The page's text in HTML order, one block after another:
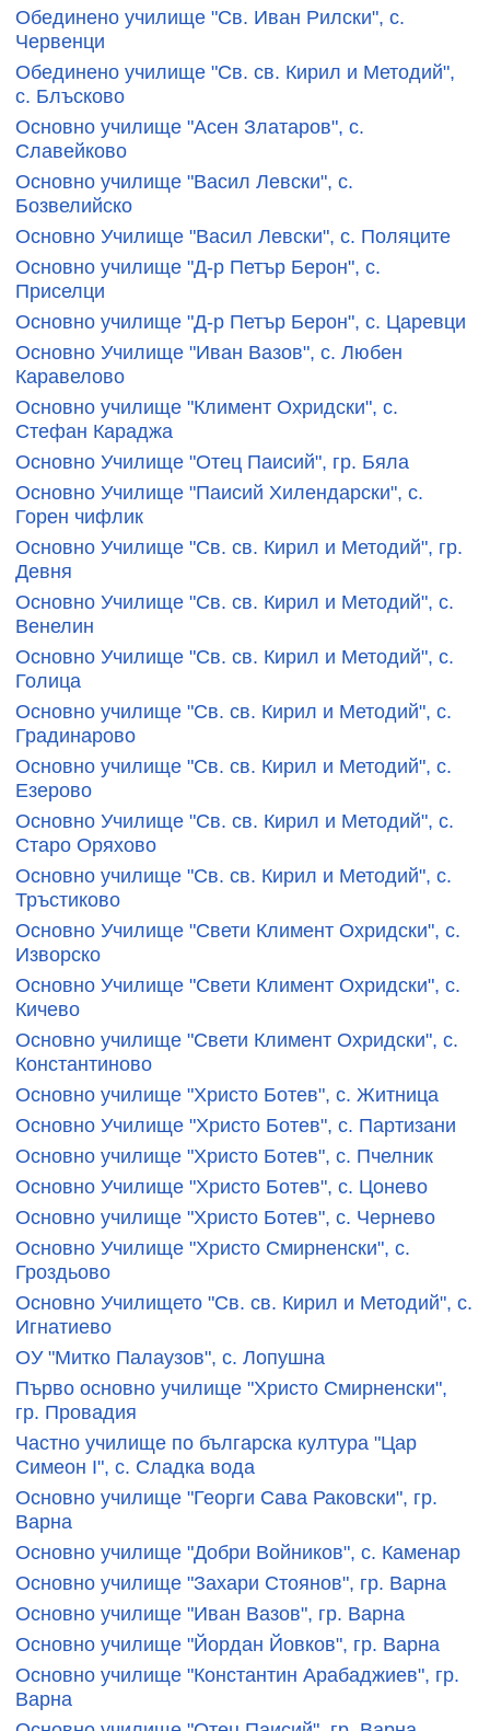
Обединено училище "Св. Иван Рилски", с.
Червенци
Обединено училище "Св. св. Кирил и Методий",
с. Блъсково
Основно училище "Асен Златаров", с.
Славейково
Основно училище "Васил Левски", с.
Бозвелийско
Основно Училище "Васил Левски", с. Поляците
Основно училище "Д-р Петър Берон", с.
Приселци
Основно училище "Д-р Петър Берон", с. Царевци
Основно Училище "Иван Вазов", с. Любен
Каравелово
Основно училище "Климент Охридски", с.
Стефан Караджа
Основно Училище "Отец Паисий", гр. Бяла
Основно Училище "Паисий Хилендарски", с.
Горен чифлик
Основно Училище "Св. св. Кирил и Методий", гр.
Девня
Основно Училище "Св. св. Кирил и Методий", с.
Венелин
Основно Училище "Св. св. Кирил и Методий", с.
Голица
Основно училище "Св. св. Кирил и Методий", с.
Градинарово
Основно училище "Св. св. Кирил и Методий", с.
Езерово
Основно Училище "Св. св. Кирил и Методий", с.
Старо Оряхово
Основно училище "Св. св. Кирил и Методий", с.
Тръстиково
Основно Училище "Свети Климент Охридски", с.
Изворско
Основно Училище "Свети Климент Охридски", с.
Кичево
Основно училище "Свети Климент Охридски", с.
Константиново
Основно училище "Христо Ботев", с. Житница
Основно Училище "Христо Ботев", с. Партизани
Основно училище "Христо Ботев", с. Пчелник
Основно Училище "Христо Ботев", с. Цонево
Основно училище "Христо Ботев", с. Чернево
Основно Училище "Христо Смирненски", с.
Гроздьово
Основно Училището "Св. св. Кирил и Методий", с.
Игнатиево
ОУ "Митко Палаузов", с. Лопушна
Първо основно училище "Христо Смирненски",
гр. Провадия
Частно училище по българска култура "Цар
Симеон I", с. Сладка вода
Основно училище "Георги Сава Раковски", гр.
Варна
Основно училище "Добри Войников", с. Каменар
Основно училище "Захари Стоянов", гр. Варна
Основно училище "Иван Вазов", гр. Варна
Основно училище "Йордан Йовков", гр. Варна
Основно училище "Константин Арабаджиев", гр.
Варна